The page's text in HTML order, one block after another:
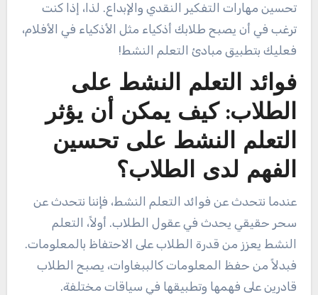
تحسين مهارات التفكير النقدي والإبداع. لذا، إذا كنت
ترغب في أن يصبح طلابك أذكياء مثل الأذكياء في الأفلام،
فعليك بتطبيق مبادئ التعلم النشط!
فوائد التعلم النشط على
الطلاب: كيف يمكن أن يؤثر
التعلم النشط على تحسين
الفهم لدى الطلاب؟
عندما نتحدث عن فوائد التعلم النشط، فإننا نتحدث عن
سحر حقيقي يحدث في عقول الطلاب. أولاً، التعلم
النشط يعزز من قدرة الطلاب على الاحتفاظ بالمعلومات.
فبدلاً من حفظ المعلومات كالببغاوات، يصبح الطلاب
قادرين على فهمها وتطبيقها في سياقات مختلفة.